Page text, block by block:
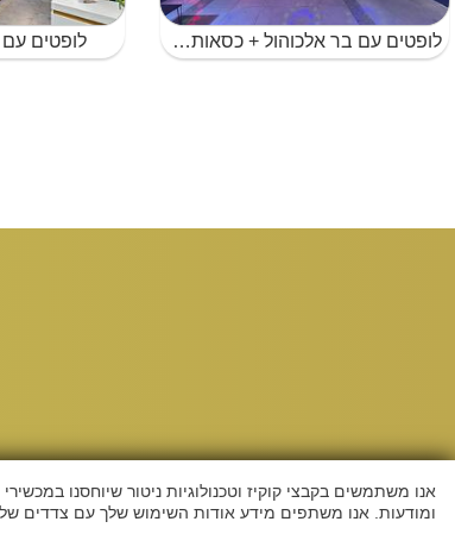
לופטים עם בר אלכוהול + כסאות בר בנגב לופטים
אנו משתמשים בקבצי קוקיז וטכנולוגיות ניטור שיוחסנו
ומודעות. אנו משתפים מידע אודות השימוש שלך עם צדדים